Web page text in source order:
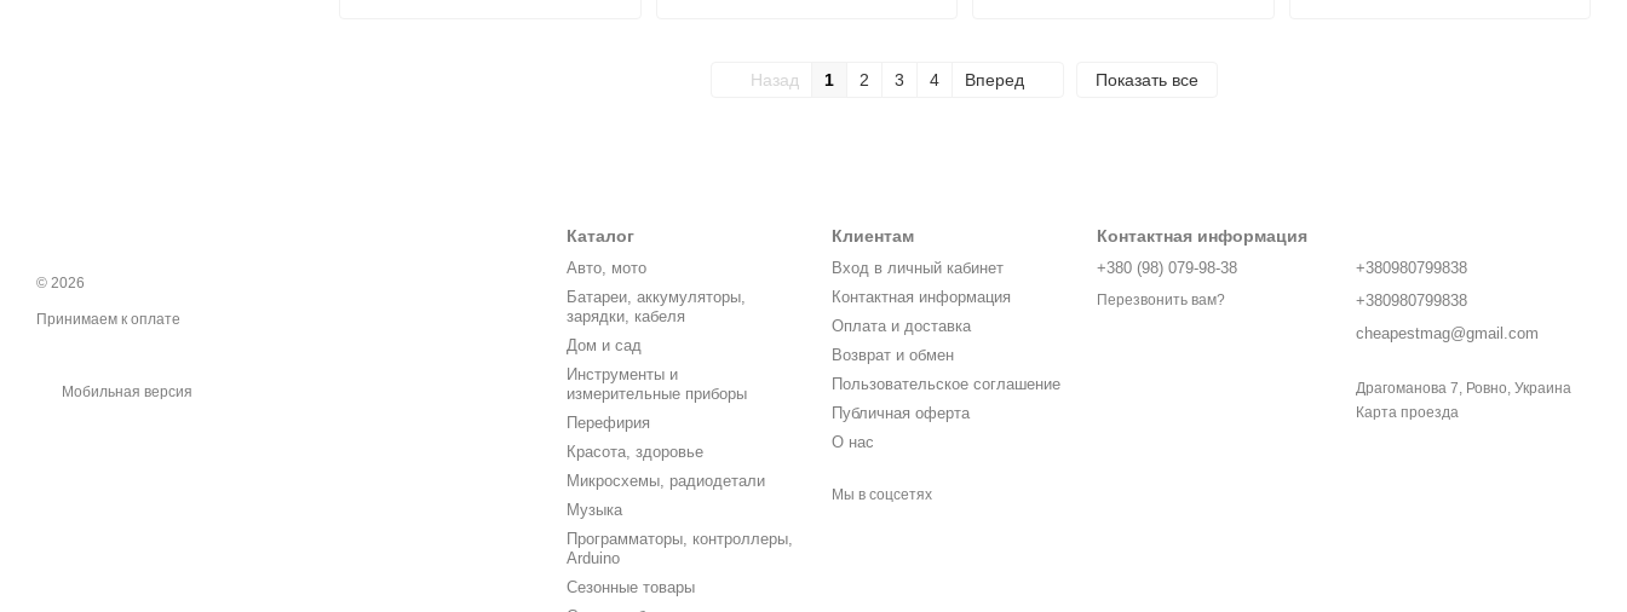
Назад 1 2 3 4 Вперед Показать все
© 2026
Принимаем к оплате
Мобильная версия
Каталог
Авто, мото
Батареи, аккумуляторы,
зарядки, кабеля
Дом и сад
Инструменты и
измерительные приборы
Перефирия
Красота, здоровье
Микросхемы, радиодетали
Музыка
Программаторы, контроллеры,
Arduino
Сезонные товары
Клиентам
Вход в личный кабинет
Контактная информация
Оплата и доставка
Возврат и обмен
Пользовательское соглашение
Публичная оферта
О нас
Мы в соцсетях
Контактная информация
+380 (98) 079-98-38
Перезвонить вам?
+380980799838
+380980799838
cheapestmag@gmail.com
Драгоманова 7, Ровно, Украина
Карта проезда